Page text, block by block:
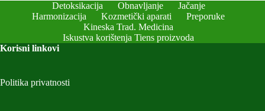
Detoksikacija Obnavljanje
Jačanje
Harmonizacija
Kozmetički aparati
Preporuke
Kineska Trad. Medicina
Iskustva korištenja Tiens proizvoda
Korisni linkovi
Politika privatnosti